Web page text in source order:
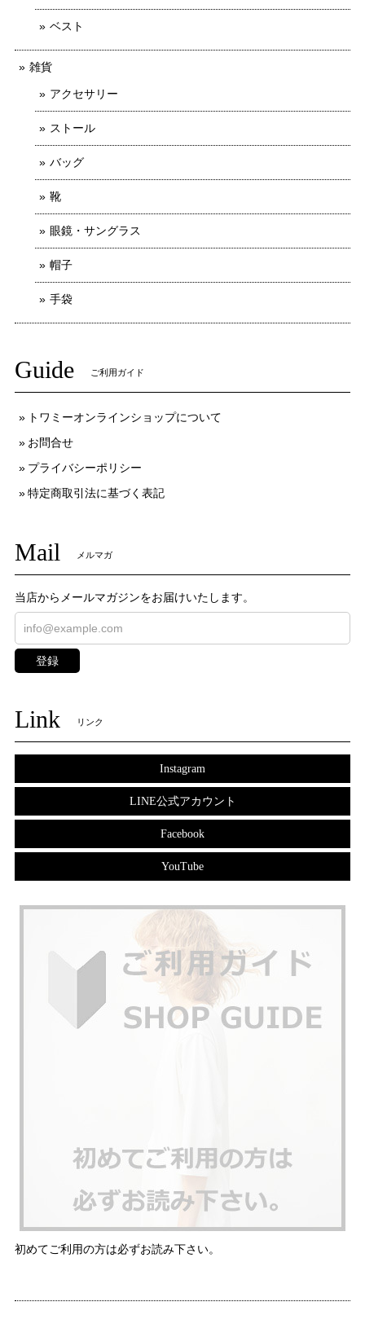
ベスト
雑貨
アクセサリー
ストール
バッグ
靴
眼鏡・サングラス
帽子
手袋
Guide ご利用ガイド
トワミーオンラインショップについて
お問合せ
プライバシーポリシー
特定商取引法に基づく表記
Mail メルマガ
当店からメールマガジンをお届けいたします。
登録
Link リンク
Instagram
LINE公式アカウント
Facebook
YouTube
初めてご利用の方は必ずお読み下さい。